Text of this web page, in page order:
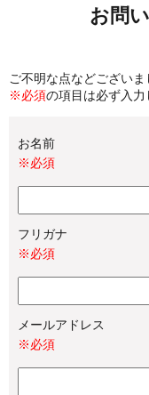
お問
ご不明な点などござい
※必須の項目は必ず入力
お名前
※必須
フリガナ
※必須
メールアドレス
※必須